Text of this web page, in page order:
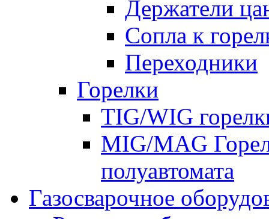
Держатели
Сопла к
Переходники
Горелки
TIG/WIG
MIG/MAG
полуавтомата
Газосварочное